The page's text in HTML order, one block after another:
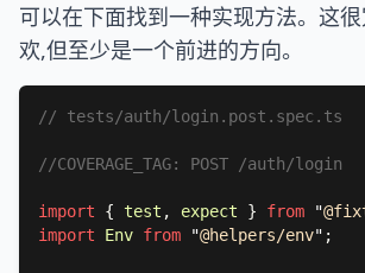
可以在下面找到一种实现方法。这
欢,但至少是一个前进的方向。
import { test , expect } from "
import Env from "@helpers/env"